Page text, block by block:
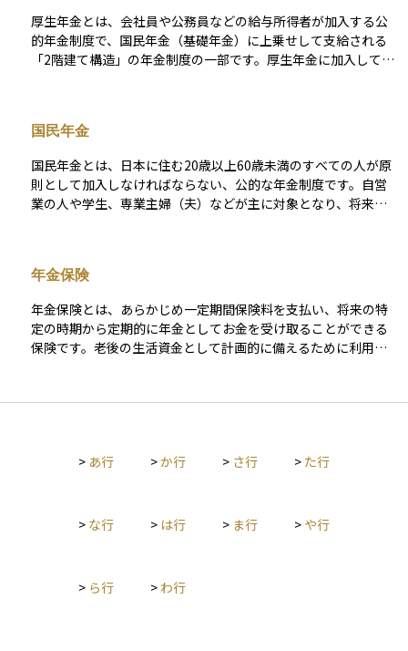
厚生年金とは、会社員や公務員などの給与所得者が加入する公
的年金制度で、国民年金（基礎年金）に上乗せして支給される
「2階建て構造」の年金制度の一部です。厚生年金に加入してい
て70歳未満の従業員が対象で、加入・脱退や保険料の納付、記
録管理は日本年金機構が行っています。老後の年金だけでな
く、障害年金や遺族年金なども含む包括的な保障があり、給与
収入がある人にとっては、生活保障の中心となる制度です。
国民年金
国民年金とは、日本に住む20歳以上60歳未満のすべての人が原
則として加入しなければならない、公的な年金制度です。自営
業の人や学生、専業主婦（夫）などが主に対象となり、将来の
うことで、将来必要となる生活の土台を作る仕組みであり、日
本の年金制度の基本となる重要な制度です。
年金保険
年金保険とは、あらかじめ一定期間保険料を支払い、将来の特
定の時期から定期的に年金としてお金を受け取ることができる
保険です。老後の生活資金として計画的に備えるために利用さ
「確定年金」や、生きている限り受け取れる「終身年金」など
額が変動する「変額型」があります。将来の安心を得るため
> あ行 >か行 > さ行 > た行
> な行 > は行 > ま行 > や行
> ら行 > わ行